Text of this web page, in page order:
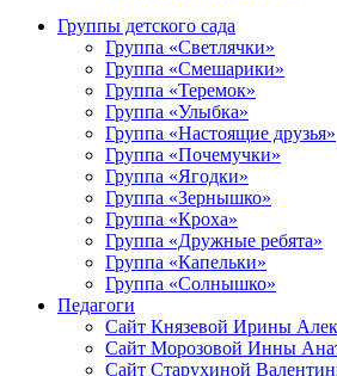
Группы детского сада
Группа «Светлячки»
Группа «Смешарики»
Группа «Теремок»
Группа «Улыбка»
Группа «Настоящие друзья»
Группа «Почемучки»
Группа «Ягодки»
Группа «Зернышко»
Группа «Кроха»
Группа «Дружные ребята»
Группа «Капельки»
Группа «Солнышко»
Педагоги
Сайт Князевой Ирины
Сайт Морозовой Инны
Сайт Старухиной